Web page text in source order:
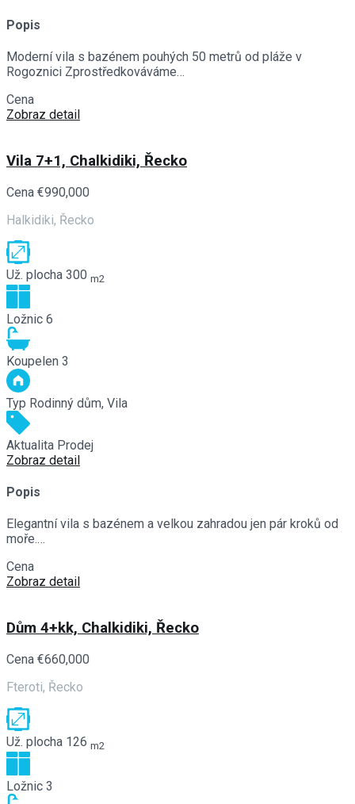
Popis
Moderní vila s bazénem pouhých 50 metrů od pláže v
Rogoznici Zprostředkováváme…
Cena
Zobraz detail
Vila 7+1, Chalkidiki, Řecko
Cena €990,000
Halkidiki, Řecko
Už. plocha 300 m2
Ložnic 6
Koupelen 3
Typ Rodinný dům, Vila
Aktualita Prodej
Zobraz detail
Popis
Elegantní vila s bazénem a velkou zahradou jen pár kroků od
moře.…
Cena
Zobraz detail
Dům 4+kk, Chalkidiki, Řecko
Cena €660,000
Fteroti, Řecko
Už. plocha 126 m2
Ložnic 3